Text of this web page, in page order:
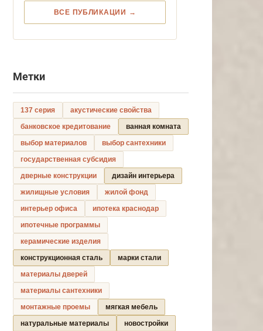
ВСЕ ПУБЛИКАЦИИ →
Метки
137 серия
акустические свойства
банковское кредитование
ванная комната
выбор материалов
выбор сантехники
государственная субсидия
дверные конструкции
дизайн интерьера
жилищные условия
жилой фонд
интерьер офиса
ипотека краснодар
ипотечные программы
керамические изделия
конструкционная сталь
марки стали
материалы дверей
материалы сантехники
монтажные проемы
мягкая мебель
натуральные материалы
новостройки